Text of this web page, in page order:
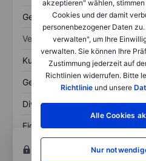
akzeptieren" wählen,
Cookies und der damit
personenbezogener Daten
verwalten", um Ihre
verwalten. Sie können Ihre
Zustimmung jederzeit auf
Richtlinien widerrufen. Bitte
Richtlinieund unsere
Alle Cookies
Nur
Gesamtschulden
Verhältnisse
Kurs/Umsatz
Gewinn je Aktie
Dividende je Aktie
Eigenkapitalrendite
Konto eröffnen
und Analyse-Tools zu